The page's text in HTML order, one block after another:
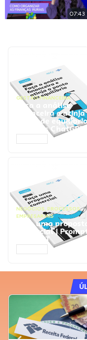
07:43
GESTÃO FINANCEIRA
Faça a análise
financeira e atinja
ponto de
Prompts ChatGPT
NEGÓCIOS, PROCESSOS
EMPRESARIAIS
Faça uma
comercial |
ChatGPT